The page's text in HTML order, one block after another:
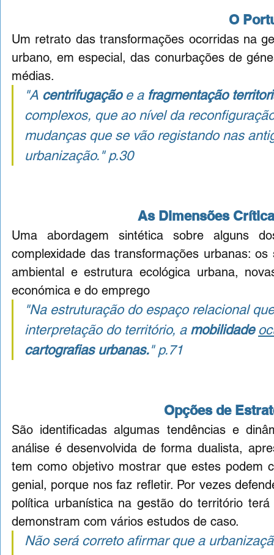
O
Um retrato das transformações ocorridas na
urbano, em especial, das conurbações de
médias.
"A centrifugação e a fragmentação
complexos, que ao nível da
mudanças que se vão registando nas
urbanização." p.30
As Dimensões
Uma abordagem sintética sobre alguns
complexidade das transformações urbanas:
ambiental e estrutura ecológica urbana,
económica e do emprego
"Na estruturação do espaço relacional
interpretação do território, a mobilidade
cartografias urbanas." p.71
Opções de
São identificadas algumas tendências e
análise é desenvolvida de forma dualista,
tem como objetivo mostrar que estes podem
genial, porque nos faz refletir. Por vezes
política urbanística na gestão do território
demonstram com vários estudos de caso.
Não será correto afirmar que a